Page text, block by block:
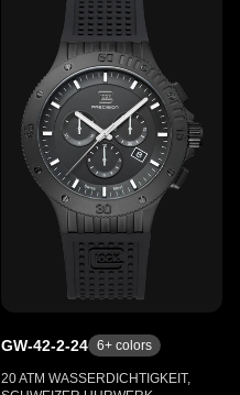
GW-42-2-24 6+ colors
20 ATM WASSERDICHTIGKEIT,